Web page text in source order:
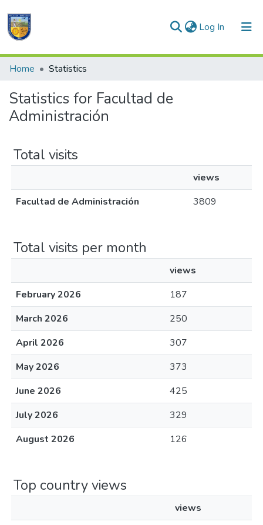
Log In (current)
Communities & Collections
All of DSpace
Home Statistics
Statistics for Facultad de
Administración
Total visits
views
Facultad de Administración
3809
Total visits per month
views
February 2026
187
March 2026
250
April 2026
307
May 2026
373
June 2026
425
July 2026
329
August 2026
126
Top country views
views